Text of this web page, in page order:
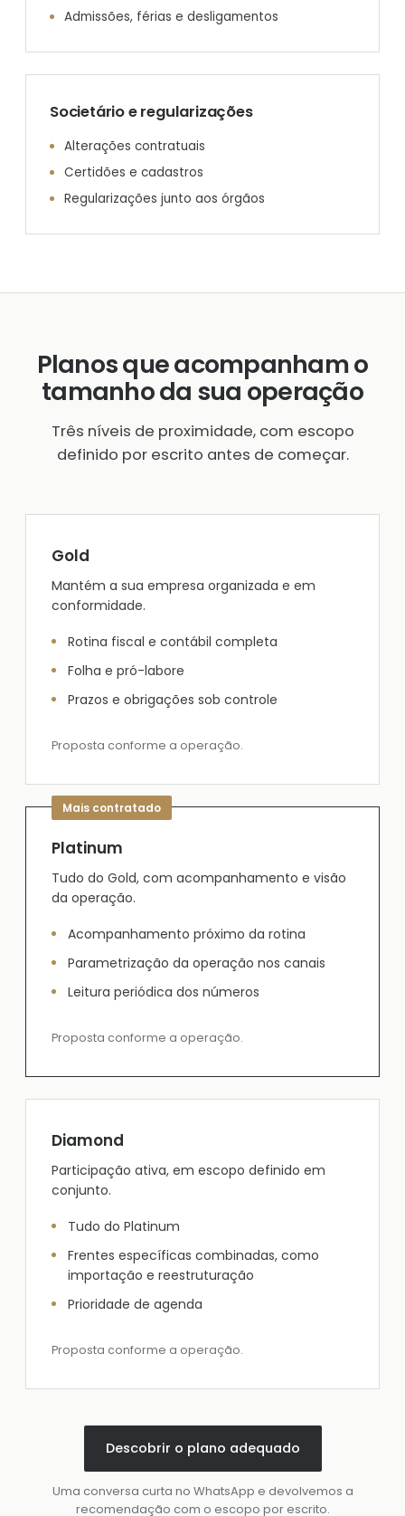
Admissões, férias e desligamentos
Societário e regularizações
Alterações contratuais
Certidões e cadastros
Regularizações junto aos órgãos
Planos que acompanham o
tamanho da sua operação
Três níveis de proximidade, com escopo
definido por escrito antes de começar.
Gold
Mantém a sua empresa organizada e em
conformidade.
Rotina fiscal e contábil completa
Folha e pró-labore
Prazos e obrigações sob controle
Proposta conforme a operação.
Platinum
Tudo do Gold, com acompanhamento e visão
da operação.
Acompanhamento próximo da rotina
Parametrização da operação nos canais
Leitura periódica dos números
Proposta conforme a operação.
Diamond
Participação ativa, em escopo definido em
conjunto.
Tudo do Platinum
Frentes específicas combinadas, como
importação e reestruturação
Prioridade de agenda
Proposta conforme a operação.
Descobrir o plano adequado
Uma conversa curta no WhatsApp e devolvemos a
recomendação com o escopo por escrito.